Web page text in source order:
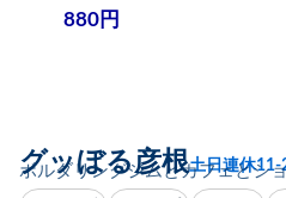
880円
ボルダリングジムとカフェとシ
グッぼる彦根土日連休11-